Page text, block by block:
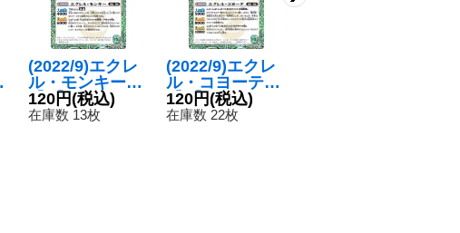
(2022/9)エクレ
ル・モンキー
【C】{BS60-02
8}《緑》
120円(税込)
在庫数 13枚
(2022/9)エクレ
ル・コヨーテ
【R】{BS60-02
7}《緑》
120円(税込)
在庫数 22枚